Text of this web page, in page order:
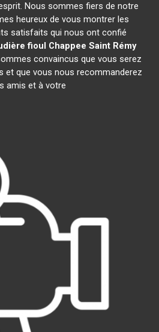
Nous sommes fiers de notre
heureux de vous montrer les
satisfaits qui nous ont confié
fioul Chappee Saint Rémy
convaincus que vous serez
et que vous nous recommanderez
amis et à votre